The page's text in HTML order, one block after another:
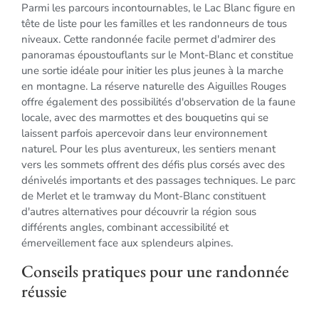
Parmi les parcours incontournables, le Lac Blanc figure en
tête de liste pour les familles et les randonneurs de tous
niveaux. Cette randonnée facile permet d'admirer des
panoramas époustouflants sur le Mont-Blanc et constitue
une sortie idéale pour initier les plus jeunes à la marche
en montagne. La réserve naturelle des Aiguilles Rouges
offre également des possibilités d'observation de la faune
locale, avec des marmottes et des bouquetins qui se
laissent parfois apercevoir dans leur environnement
naturel. Pour les plus aventureux, les sentiers menant
vers les sommets offrent des défis plus corsés avec des
dénivelés importants et des passages techniques. Le parc
de Merlet et le tramway du Mont-Blanc constituent
d'autres alternatives pour découvrir la région sous
différents angles, combinant accessibilité et
émerveillement face aux splendeurs alpines.
Conseils pratiques pour une randonnée
réussie